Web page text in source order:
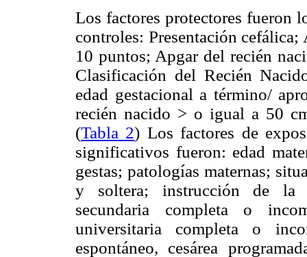
Los factores protectores fueron
controles: Presentación
10 puntos; Apgar del recién
Clasificación del Recién
edad gestacional a término/
recién nacido > o igual a 50
(Tabla 2) Los factores de
significativos fueron: edad
gestas; patologías maternas;
y soltera; instrucción de la
secundaria completa o
universitaria completa o
espontáneo, cesárea